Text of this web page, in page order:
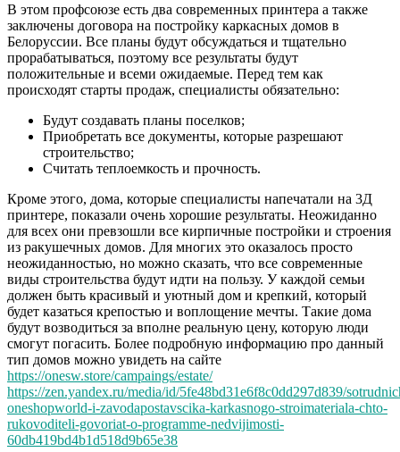
В этом профсоюзе есть два современных принтера а также
заключены договора на постройку каркасных домов в
Белоруссии. Все планы будут обсуждаться и тщательно
прорабатываться, поэтому все результаты будут
положительные и всеми ожидаемые. Перед тем как
происходят старты продаж, специалисты обязательно:
Будут создавать планы поселков;
Приобретать все документы, которые разрешают
строительство;
Считать теплоемкость и прочность.
Кроме этого, дома, которые специалисты напечатали на 3Д
принтере, показали очень хорошие результаты. Неожиданно
для всех они превзошли все кирпичные постройки и строения
из ракушечных домов. Для многих это оказалось просто
неожиданностью, но можно сказать, что все современные
виды строительства будут идти на пользу. У каждой семьи
должен быть красивый и уютный дом и крепкий, который
будет казаться крепостью и воплощение мечты. Такие дома
будут возводиться за вполне реальную цену, которую люди
смогут погасить. Более подробную информацию про данный
тип домов можно увидеть на сайте
https://onesw.store/campaings/estate/
https://zen.yandex.ru/media/id/5fe48bd31e6f8c0dd297d839/
oneshopworld-i-zavodapostavscika-karkasnogo-stroimateriala-chto-
rukovoditeli-govoriat-o-programme-nedvijimosti-
60db419bd4b1d518d9b65e38